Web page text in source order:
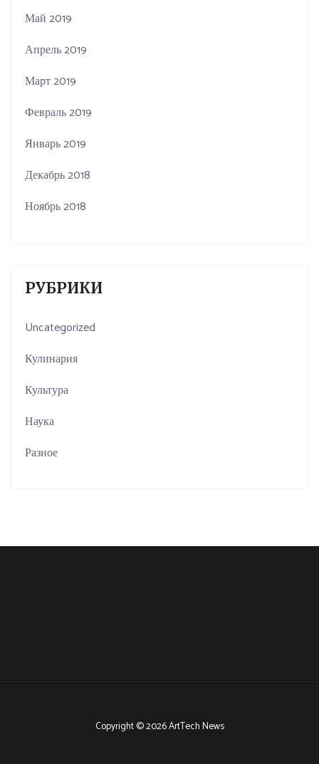
Май 2019
Апрель 2019
Март 2019
Февраль 2019
Январь 2019
Декабрь 2018
Ноябрь 2018
РУБРИКИ
Uncategorized
Кулинария
Культура
Наука
Разное
Copyright © 2026 ArtTech News